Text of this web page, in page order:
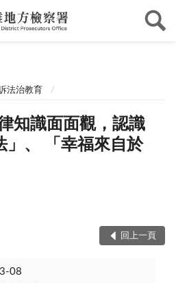
法治教育
知識面面觀，認識
」、 「幸福來自於
回上一頁
08